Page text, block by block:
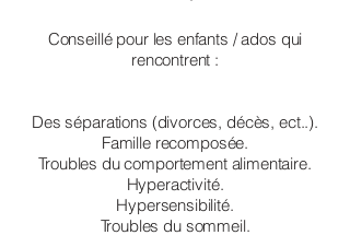
Conseillé pour les enfants / ados qui
rencontrent :
Des séparations (divorces, décès, ect..).
Famille recomposée.
Troubles du comportement alimentaire.
Hyperactivité.
Hypersensibilité.
Troubles du sommeil.